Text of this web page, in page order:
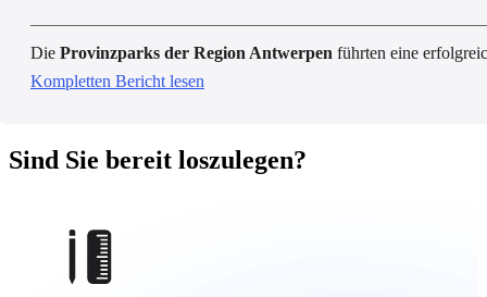
Die Provinzparks der Region Antwerpen führten eine
Kompletten Bericht lesen
Sind Sie bereit loszulegen?